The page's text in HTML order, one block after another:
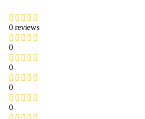
0 reviews
0
0
0
0